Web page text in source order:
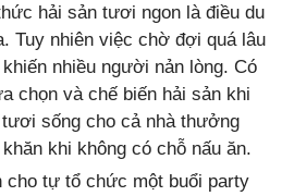
hải sản tươi ngon là điều du
Tuy nhiên việc chờ đợi quá lâu
nhiều người nản lòng. Có
chọn và chế biến hải sản khi
sống cho cả nhà thưởng
khi không có chỗ nấu ăn.
cho tự tổ chức một buổi party